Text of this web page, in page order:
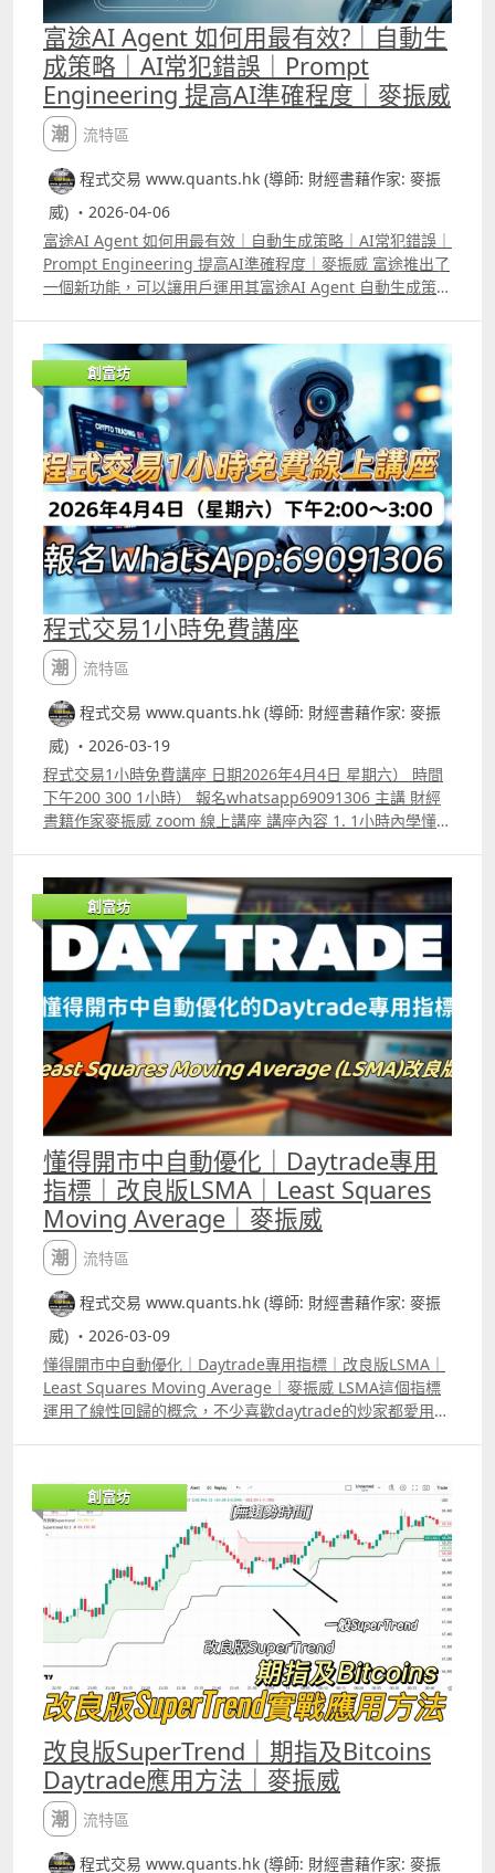
富途AI Agent 如何用最有效?｜自動生
成策略｜AI常犯錯誤｜Prompt
Engineering 提高AI準確程度｜麥振威
潮流特區
程式交易 www.quants.hk (導師: 財經書藉作家: 麥振
威) ・2026-04-06
富途AI Agent 如何用最有效｜自動生成策略｜AI常犯錯誤｜
Prompt Engineering 提高AI準確程度｜麥振威 富途推出了
一個新功能，可以讓用戶運用其富途AI Agent 自動生成策
AI」，用自然語言即是人話就可以叫它生成策略，生成後的
策略像過去大家用「卡片」的方式一樣顯示出來，每張卡片
可以自行再改coding。 AI生成的策略向來會有Pseudocode
偽代碼，意思是看起來像程式，但其實不能直接運行的東
西。若果你用Prompt Engineering的方法下指令，可以令
模型生成的策略準確度提高，但若懂富途量化交易平台的
python語法就能自行檢查AI生成的各種錯誤，之後我們會陸
續再有片教大家速成學懂富途的python語法。 YouTube留
言區中已有在片中提及更有效向AI下指令的標準範例。
創富坊
程式交易1小時免費講座
潮流特區
程式交易 www.quants.hk (導師: 財經書藉作家: 麥振
威) ・2026-03-19
程式交易1小時免費講座 日期2026年4月4日 星期六） 時間
下午200 300 1小時） 報名whatsapp69091306 主講 財經
書籍作家麥振威 zoom 線上講座 講座內容 1. 1小時內學懂用
如何快速將pine script寫的交易策略轉為python版本 5.如
何快速學懂用python寫運用排盤市場深度數據的交易策略
autotrade 6.期指盤路分析原理講解 報名whatspp
69091306 或電郵paul.mark881@gmail.com
創富坊
懂得開市中自動優化｜Daytrade專用
指標｜改良版LSMA｜Least Squares
Moving Average｜麥振威
潮流特區
程式交易 www.quants.hk (導師: 財經書藉作家: 麥振
威) ・2026-03-09
懂得開市中自動優化｜Daytrade專用指標｜改良版LSMA｜
Least Squares Moving Average｜麥振威 LSMA這個指標
運用了線性回歸的概念，不少喜歡daytrade的炒家都愛用這
法。 原本的LSMA，線性回歸的計算部份只用了「時間」與
「股價變化」，而多重因子則可能加上成交量，開市裂口幅
度、ATR、RSI變化等等，但加上更多的因子反而會令預測結
果更差，因為有些因子對股價的影響實際上是重複了，這令
某個類型的因子權重會過大。 而且市場很可能有時候受波幅
影響較大，有時候又可能受成交量影響較大，不同的時間，
最主要會影響股價的因素有可能是不同的。 我們用Elastic
Net Regression來改良這個指標，簡單來說，模型會懂得告
訴你「這段時間這個因子沒用」，Elastic Regression不是
將計算變得更複雜，而是自動懂得在開市中判斷何時將計算
簡化。
創富坊
改良版SuperTrend｜期指及Bitcoins
Daytrade應用方法｜麥振威
潮流特區
程式交易 www.quants.hk (導師: 財經書藉作家: 麥振